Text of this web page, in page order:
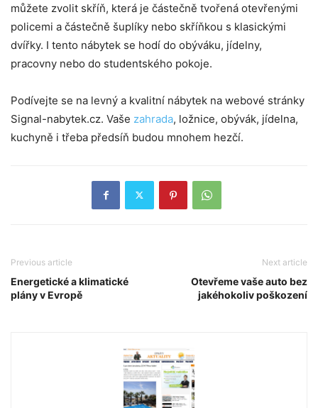
můžete zvolit skříň, která je částečně tvořená otevřenými
policemi a částečně šuplíky nebo skříňkou s klasickými
dvířky. I tento nábytek se hodí do obýváku, jídelny,
pracovny nebo do studentského pokoje.
Podívejte se na levný a kvalitní nábytek na webové stránky
Signal-nabytek.cz. Vaše zahrada, ložnice, obývák, jídelna,
kuchyně i třeba předsíň budou mnohem hezčí.
Previous article
Energetické a klimatické
plány v Evropě
Next article
Otevřeme vaše auto bez
jakéhokoliv poškození